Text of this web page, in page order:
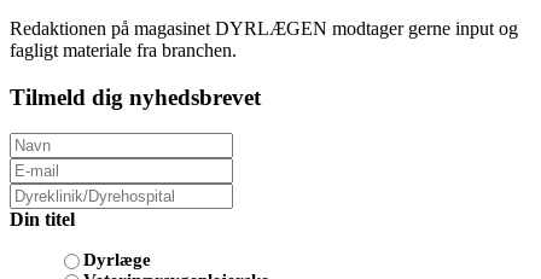
Redaktionen på magasinet DYRLÆGEN modtager gerne input og
fagligt materiale fra branchen.
Tilmeld dig nyhedsbrevet
Din titel
Dyrlæge